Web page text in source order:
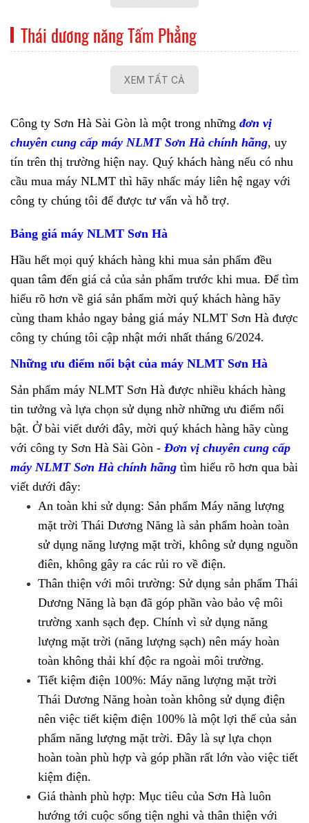
Thái dương năng Tấm Phẳng
XEM TẤT CẢ
Công ty Sơn Hà Sài Gòn là một trong những đơn vị
chuyên cung cấp máy NLMT Sơn Hà chính hãng, uy
tín trên thị trường hiện nay. Quý khách hàng nếu có nhu
cầu mua máy NLMT thì hãy nhấc máy liên hệ ngay với
công ty chúng tôi để được tư vấn và hỗ trợ.
Bảng giá máy NLMT Sơn Hà
Hầu hết mọi quý khách hàng khi mua sản phẩm đều
quan tâm đến giá cả của sản phẩm trước khi mua. Để tìm
hiểu rõ hơn về giá sản phẩm mời quý khách hàng hãy
cùng tham khảo ngay bảng giá máy NLMT Sơn Hà được
công ty chúng tôi cập nhật mới nhất tháng 6/2024.
Những ưu điểm nổi bật của máy NLMT Sơn Hà
Sản phẩm máy NLMT Sơn Hà được nhiều khách hàng
tin tưởng và lựa chọn sử dụng nhờ những ưu điểm nổi
bật. Ở bài viết dưới đây, mời quý khách hàng hãy cùng
với công ty Sơn Hà Sài Gòn - Đơn vị chuyên cung cấp
máy NLMT Sơn Hà chính hãng tìm hiểu rõ hơn qua bài
viết dưới đây:
An toàn khi sử dụng: Sản phẩm Máy năng lượng
mặt trời Thái Dương Năng là sản phẩm hoàn toàn
sử dụng năng lượng mặt trời, không sử dụng nguồn
điên, không gây ra các rủi ro về điện.
Thân thiện với môi trường: Sử dụng sản phẩm Thái
Dương Năng là bạn đã góp phần vào bảo vệ môi
trường xanh sạch đẹp. Chính vì sử dụng năng
lượng mặt trời (năng lượng sạch) nên máy hoàn
toàn không thải khí độc ra ngoài môi trường.
Tiết kiệm điện 100%: Máy năng lượng mặt trời
Thái Dương Năng hoàn toàn không sử dụng điện
nên việc tiết kiệm điện 100% là một lợi thế của sản
phẩm năng lượng mặt trời. Đây là sự lựa chọn
hoàn toàn phù hợp và góp phần rất lớn vào việc tiết
kiệm điện.
Giá thành phù hợp: Mục tiêu của Sơn Hà luôn
hướng tới cuộc sống tiện nghi và thân thiện với